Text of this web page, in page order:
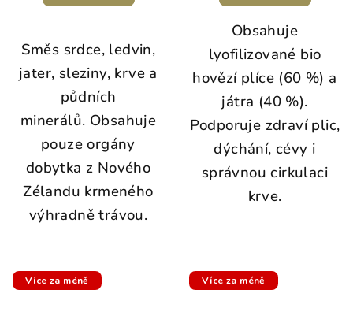
Směs srdce, ledvin,
jater, sleziny, krve a
půdních
minerálů. Obsahuje
pouze orgány
dobytka z Nového
Zélandu krmeného
výhradně trávou.
Obsahuje
lyofilizované bio
hovězí plíce (60 %) a
játra (40 %).
Podporuje zdraví plic,
dýchání, cévy i
správnou cirkulaci
krve.
Více za méně Více za méně